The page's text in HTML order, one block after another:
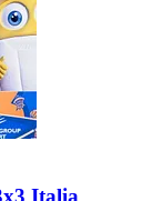
Italia